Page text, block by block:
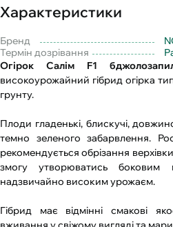
Характеристики
Бренд
Термін дозрівання
Огірок Салім F1
високоурожайний гібрид огірка
грунту.
Плоди гладенькі, блискучі,
темно зеленого забарвлення.
рекомендується обрізання
змогу утворюватись боковим
надзвичайно високим урожаєм.
Гібрид має відмінні смакові